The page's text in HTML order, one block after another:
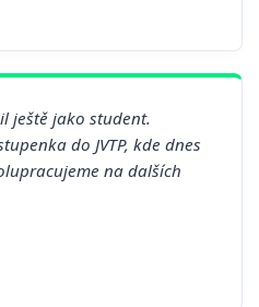
ještě jako student.
do JVTP, kde dnes
na dalších